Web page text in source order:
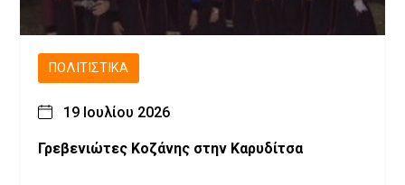
ΠΟΛΙΤΙΣΤΙΚΆ
19 Ιουλίου 2026
Γρεβενιώτες Κοζάνης στην Καρυδίτσα